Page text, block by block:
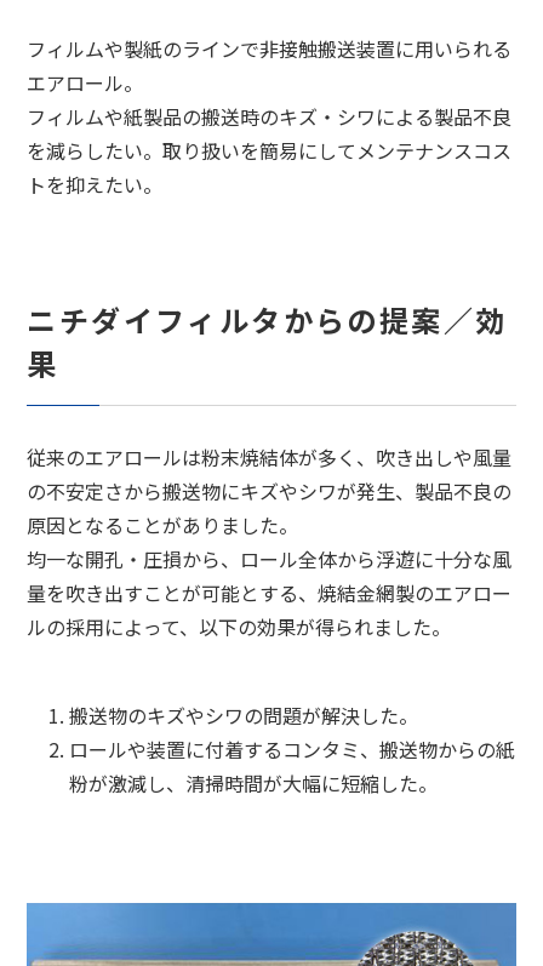
フィルムや製紙のラインで非接触搬送装置に用いられる
エアロール。
フィルムや紙製品の搬送時のキズ・シワによる製品不良
を減らしたい。取り扱いを簡易にしてメンテナンスコス
トを抑えたい。
ニチダイフィルタからの提案／効
果
従来のエアロールは粉末焼結体が多く、吹き出しや風量
の不安定さから搬送物にキズやシワが発生、製品不良の
原因となることがありました。
均一な開孔・圧損から、ロール全体から浮遊に十分な風
量を吹き出すことが可能とする、焼結金網製のエアロー
ルの採用によって、以下の効果が得られました。
搬送物のキズやシワの問題が解決した。
ロールや装置に付着するコンタミ、搬送物からの紙
粉が激減し、清掃時間が大幅に短縮した。